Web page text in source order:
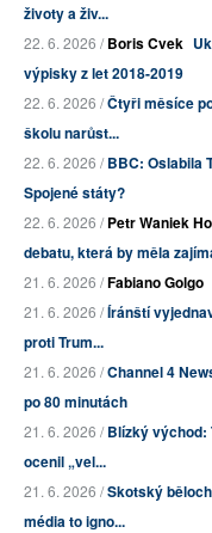
životy a živ...
22. 6. 2026 /Boris Cvek
výpisky z let 2018-2019
22. 6. 2026 /Čtyři měsíce
školu narůst...
22. 6. 2026 /BBC: Oslabila
Spojené státy?
22. 6. 2026 /Petr Waniek
debatu, která by měla
21. 6. 2026 /Fabiano Golgo
21. 6. 2026 /Íránští
proti Trum...
21. 6. 2026 /Channel 4
po 80 minutách
21. 6. 2026 /Blízký východ:
ocenil „vel...
21. 6. 2026 /Skotský
média to igno...